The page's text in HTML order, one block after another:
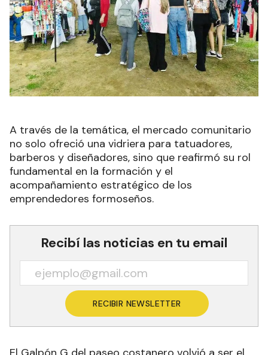
A través de la temática, el mercado comunitario
no solo ofreció una vidriera para tatuadores,
barberos y diseñadores, sino que reafirmó su rol
fundamental en la formación y el
acompañamiento estratégico de los
emprendedores formoseños.
Recibí las noticias en tu email
RECIBIR NEWSLETTER